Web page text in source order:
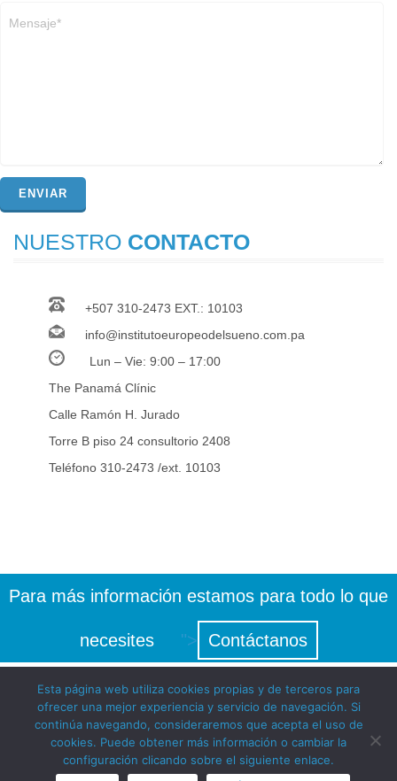
NUESTRO CONTACTO
+507 310-2473 EXT.: 10103
info@institutoeuropeodelsueno.com.pa
Lun – Vie: 9:00 – 17:00
The Panamá Clínic
Calle Ramón H. Jurado
Torre B piso 24 consultorio 2408
Teléfono 310-2473 /ext. 10103
Para más información estamos para todo lo que
necesites "> Contáctanos
© Instituto Europeo del sueño 2018 -Aviso Legal|Política de
Esta página web utiliza cookies propias y de terceros para
ofrecer una mejor experiencia y servicio de navegación. Si
continúa navegando, consideraremos que acepta el uso de
cookies. Puede obtener más información o cambiar la
configuración clicando sobre el siguiente enlace.